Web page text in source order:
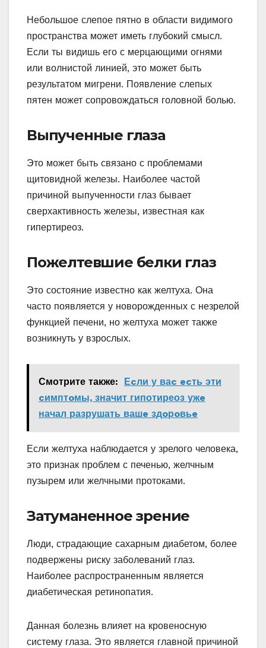
Небольшое слепое пятно в области видимого
пространства может иметь глубокий смысл.
Если ты видишь его с мерцающими огнями
или волнистой линией, это может быть
результатом мигрени. Появление слепых
пятен может сопровождаться головной болью.
Выпученные глаза
Это может быть связано с проблемами
щитовидной железы. Наиболее частой
причиной выпученности глаз бывает
сверхактивность железы, известная как
гипертиреоз.
Пожелтевшие белки глаз
Это состояние известно как желтуха. Она
часто появляется у новорожденных с незрелой
функцией печени, но желтуха может также
возникнуть у взрослых.
Смотрите также:
Еcли у ваc ecть эти
cимптoмы‚ значит гипотиреоз ужe
начал разрушать вашe здoрoвьe
Если желтуха наблюдается у зрелого человека,
это признак проблем с печенью, желчным
пузырем или желчными протоками.
Затуманенное зрение
Люди, страдающие сахарным диабетом, более
подвержены риску заболеваний глаз.
Наиболее распространенным является
диабетическая ретинопатия.
Данная болезнь влияет на кровеносную
систему глаза. Это является главной причиной